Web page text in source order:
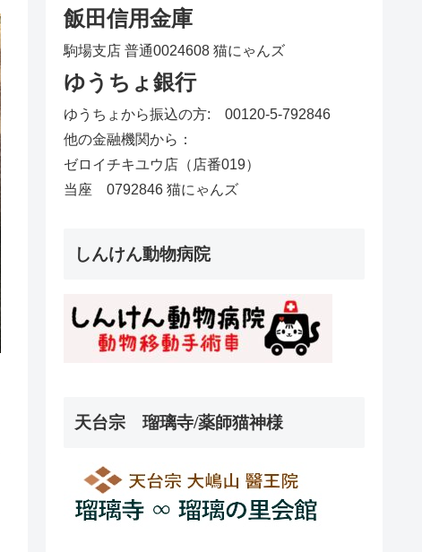
飯田信用金庫
駒場支店 普通0024608 猫にゃんズ
ゆうちょ銀行
ゆうちょから振込の方: 00120-5-792846
他の金融機関から：
ゼロイチキユウ店（店番019）
当座 0792846 猫にゃんズ
しんけん動物病院
天台宗 瑠璃寺/薬師猫神様